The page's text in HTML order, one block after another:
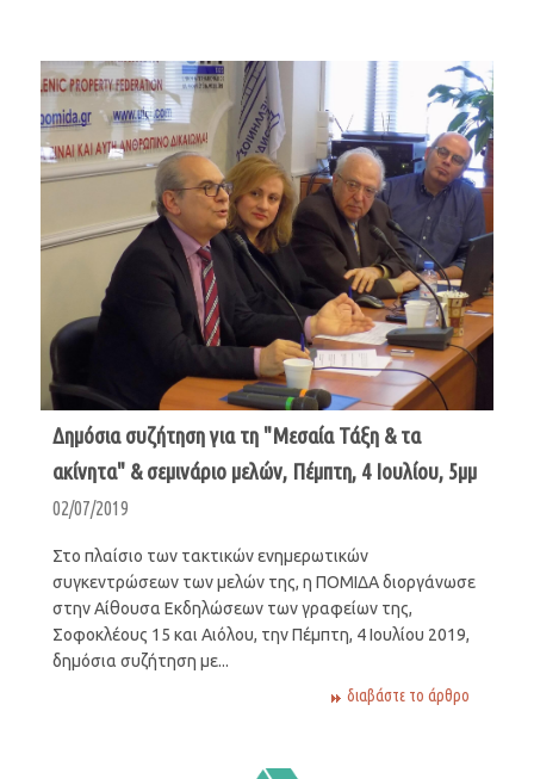
Δημόσια συζήτηση για τη "Μεσαία Τάξη & τα
ακίνητα" & σεμινάριο μελών, Πέμπτη, 4 Ιουλίου, 5μμ
02/07/2019
Στο πλαίσιο των τακτικών ενημερωτικών
συγκεντρώσεων των μελών της, η ΠΟΜΙΔΑ διοργάνωσε
στην Αίθουσα Εκδηλώσεων των γραφείων της,
Σοφοκλέους 15 και Αιόλου, την Πέμπτη, 4 Ιουλίου 2019,
δημόσια συζήτηση με...
διαβάστε το άρθρο